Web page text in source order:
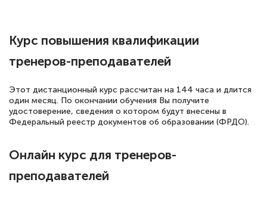
Знаток города 5 уровня
18 марта 2026
повышения квалификации "Эксперт ЕГЭ по
русскому языку и литературе". Много
Курс повышения квалификации
тренеров-преподавателей
Этот дистанционный курс рассчитан на 144 часа и длится
один месяц. По окончании обучения Вы получите
удостоверение, сведения о котором будут внесены в
Федеральный реестр документов об образовании (ФРДО).
Онлайн курс для тренеров-
преподавателей